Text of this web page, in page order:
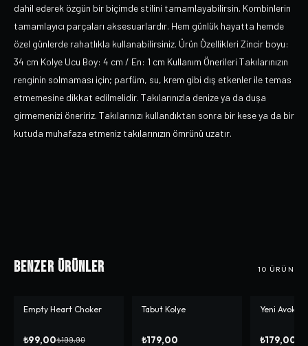
dahil ederek özgün bir biçimde stilini tamamlayabilirsin. Kombinlerin
tamamlayıcı parçaları aksesuarlardır. Hem günlük hayatta hemde
özel günlerde rahatlıkla kullanabilirsiniz. Ürün Özellikleri Zincir boyu:
34 cm Kolye Ucu Boy: 4 cm / En: 1 cm Kullanım Önerileri Takılarınızın
renginin solmaması için; parfüm, su, krem gibi dış etkenler ile temas
etmemesine dikkat edilmelidir. Takılarınızla denize ya da duşa
girmemenizi öneririz. Takılarınızı kullandıktan sonra bir kese ya da bir
kutuda muhafaza etmeniz takılarınızın ömrünü uzatır.
Benzer Ürünler 10 ÜRÜN
-%50
Empty Heart Choker
₺99,00₺199,90
Tabut Kolye
₺179,00
Yeni
₺179,00